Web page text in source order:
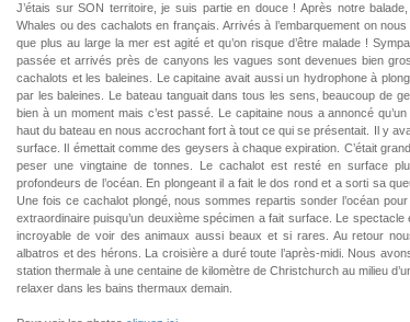
J’étais sur SON territoire, je suis partie en douce ! Après notre
Whales ou des cachalots en français. Arrivés à l’embarquement on
que plus au large la mer est agité et qu’on risque d’être malade !
passée et arrivés près de canyons les vagues sont devenues bien
cachalots et les baleines. Le capitaine avait aussi un hydrophone à
par les baleines. Le bateau tanguait dans tous les sens, beaucoup de
bien à un moment mais c’est passé. Le capitaine nous a annoncé
haut du bateau en nous accrochant fort à tout ce qui se présentait. Il y
surface. Il émettait comme des geysers à chaque expiration. C’était
peser une vingtaine de tonnes. Le cachalot est resté en surface
profondeurs de l’océan. En plongeant il a fait le dos rond et a sorti sa
Une fois ce cachalot plongé, nous sommes repartis sonder l’océan
extraordinaire puisqu’un deuxième spécimen a fait surface. Le
incroyable de voir des animaux aussi beaux et si rares. Au retour
albatros et des hérons. La croisière a duré toute l’après-midi. Nous
station thermale à une centaine de kilomètre de Christchurch au milieu
relaxer dans les bains thermaux demain.